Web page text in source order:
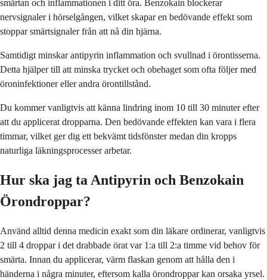
smärtan och inflammationen i ditt öra. Benzokain blockerar
nervsignaler i hörselgången, vilket skapar en bedövande effekt som
stoppar smärtsignaler från att nå din hjärna.
Samtidigt minskar antipyrin inflammation och svullnad i örontisserna.
Detta hjälper till att minska trycket och obehaget som ofta följer med
öroninfektioner eller andra örontillstånd.
Du kommer vanligtvis att känna lindring inom 10 till 30 minuter efter
att du applicerat dropparna. Den bedövande effekten kan vara i flera
timmar, vilket ger dig ett bekvämt tidsfönster medan din kropps
naturliga läkningsprocesser arbetar.
Hur ska jag ta Antipyrin och Benzokain
Örondroppar?
Använd alltid denna medicin exakt som din läkare ordinerar, vanligtvis
2 till 4 droppar i det drabbade örat var 1:a till 2:a timme vid behov för
smärta. Innan du applicerar, värm flaskan genom att hålla den i
händerna i några minuter, eftersom kalla örondroppar kan orsaka yrsel.